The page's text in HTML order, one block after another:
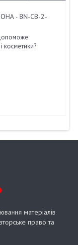
- BN-CB-2-
косметики?
матеріалів
право та